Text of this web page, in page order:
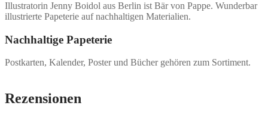
Illustratorin Jenny Boidol aus Berlin ist Bär von Pappe. Wunderbar
illustrierte Papeterie auf nachhaltigen Materialien.
Nachhaltige Papeterie
Postkarten, Kalender, Poster und Bücher gehören zum Sortiment.
Rezensionen